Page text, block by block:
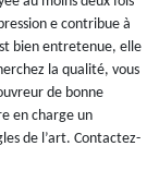
e contribue à
bien entretenue, elle
la qualité, vous
de bonne
en charge un
de l’art. Contactez-